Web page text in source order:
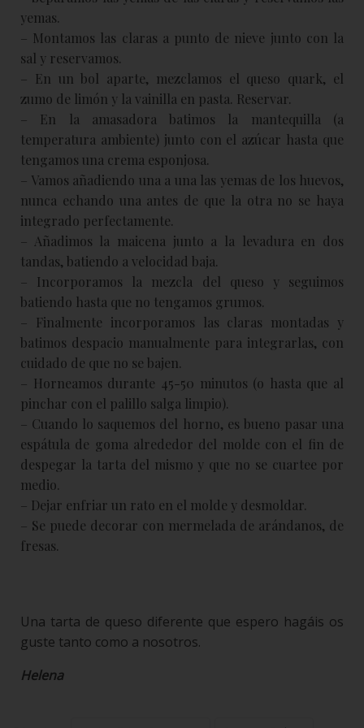
yemas.
– Montamos las claras a punto de nieve junto con la
sal y reservamos.
– En un bol aparte, mezclamos el queso quark, el
zumo de limón y la vainilla en pasta. Reservar.
– En la amasadora batimos la mantequilla (a
temperatura ambiente) junto con el azúcar hasta que
tengamos una crema esponjosa.
– Vamos añadiendo una a una las yemas de los huevos,
nunca echando una antes de que la otra no se haya
integrado perfectamente.
– Añadimos la maicena junto a la levadura en dos
tandas, batiendo a velocidad baja.
– Incorporamos la mezcla del queso y seguimos
batiendo hasta que no tengamos grumos.
– Finalmente incorporamos las claras montadas y
batimos despacio manualmente para integrarlas, con
cuidado de que no se bajen.
– Horneamos durante 45-50 minutos (o hasta que al
pinchar con el palillo salga limpio).
– Cuando lo saquemos del horno, es bueno pasar una
espátula de goma alrededor del molde con el fin de
despegar la tarta del mismo y que no se cuartee por
medio.
– Dejar enfriar un rato en el molde y desmoldar.
– Se puede decorar con mermelada de arándanos, de
fresas.
Una tarta de queso diferente que espero hagáis os
guste tanto como a nosotros.
Helena